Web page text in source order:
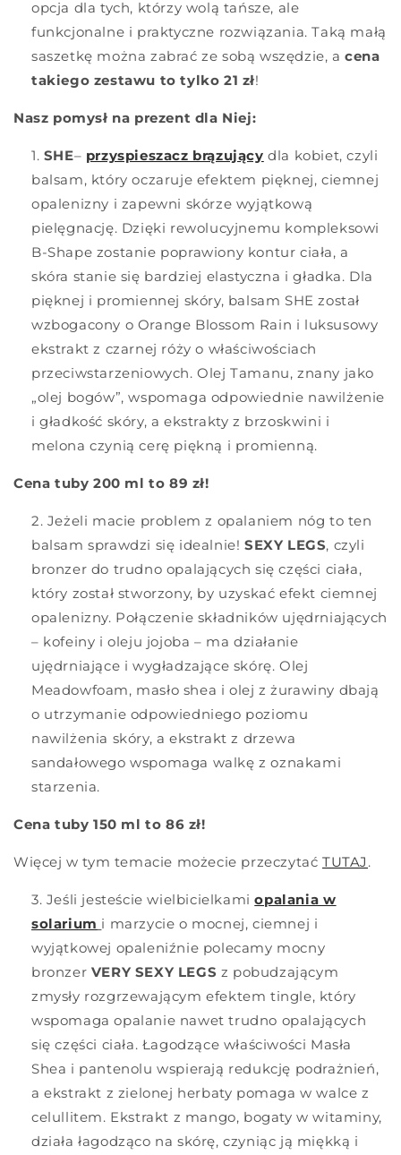
opcja dla tych, którzy wolą tańsze, ale
funkcjonalne i praktyczne rozwiązania. Taką małą
saszetkę można zabrać ze sobą wszędzie, acena
takiego zestawu to tylko 21 zł!
Nasz pomysł na prezent dla Niej:
SHE– przyspieszacz brązujący dla kobiet, czyli
balsam, który oczaruje efektem pięknej, ciemnej
opalenizny i zapewni skórze wyjątkową
pielęgnację. Dzięki rewolucyjnemu kompleksowi
B-Shape zostanie poprawiony kontur ciała, a
skóra stanie się bardziej elastyczna i gładka. Dla
pięknej i promiennej skóry, balsam SHE został
wzbogacony o Orange Blossom Rain i luksusowy
ekstrakt z czarnej róży o właściwościach
przeciwstarzeniowych. Olej Tamanu, znany jako
„olej bogów”, wspomaga odpowiednie nawilżenie
i gładkość skóry, a ekstrakty z brzoskwini i
melona czynią cerę piękną i promienną.
Cena tuby 200 ml to 89 zł!
Jeżeli macie problem z opalaniem nóg to ten
balsam sprawdzi się idealnie!SEXY LEGS, czyli
bronzer do trudno opalających się części ciała,
który został stworzony, by uzyskać efekt ciemnej
opalenizny. Połączenie składników ujędrniających
– kofeiny i oleju jojoba – ma działanie
ujędrniające i wygładzające skórę. Olej
Meadowfoam, masło shea i olej z żurawiny dbają
o utrzymanie odpowiedniego poziomu
nawilżenia skóry, a ekstrakt z drzewa
sandałowego wspomaga walkę z oznakami
starzenia.
Cena tuby 150 ml to 86 zł!
Więcej w tym temacie możecie przeczytaćTUTAJ .
Jeśli jesteście wielbicielkamiopalania w
solarium i marzycie o mocnej, ciemnej i
wyjątkowej opaleniźnie polecamy mocny
bronzer VERY SEXY LEGS z pobudzającym
zmysły rozgrzewającym efektem tingle, który
wspomaga opalanie nawet trudno opalających
się części ciała. Łagodzące właściwości Masła
Shea i pantenolu wspierają redukcję podrażnień,
a ekstrakt z zielonej herbaty pomaga w walce z
celullitem. Ekstrakt z mango, bogaty w witaminy,
działa łagodząco na skórę, czyniąc ją miękką i